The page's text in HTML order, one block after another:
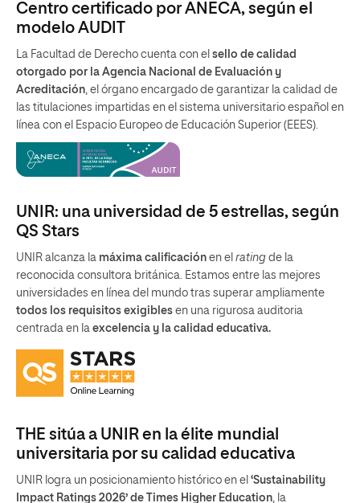
Centro certificado por ANECA, según el
modelo AUDIT
La Facultad de Derecho cuenta con el sello de calidad
otorgado por la Agencia Nacional de Evaluación y
Acreditación, el órgano encargado de garantizar la calidad de
las titulaciones impartidas en el sistema universitario español en
línea con el Espacio Europeo de Educación Superior (EEES).
UNIR: una universidad de 5 estrellas, según
QS Stars
UNIR alcanza la máxima calificación en el rating de la
reconocida consultora británica. Estamos entre las mejores
universidades en línea del mundo tras superar ampliamente
todos los requisitos exigibles en una rigurosa auditoria
centrada en la excelencia y la calidad educativa.
THE sitúa a UNIR en la élite mundial
universitaria por su calidad educativa
UNIR logra un posicionamiento histórico en el ‘Sustainability
Impact Ratings 2026’ de Times Higher Education, la